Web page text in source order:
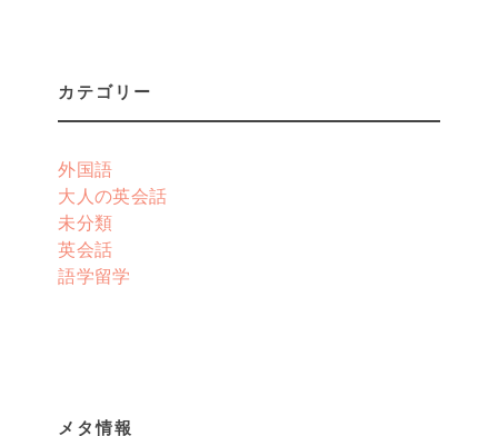
カテゴリー
外国語
大人の英会話
未分類
英会話
語学留学
メタ情報